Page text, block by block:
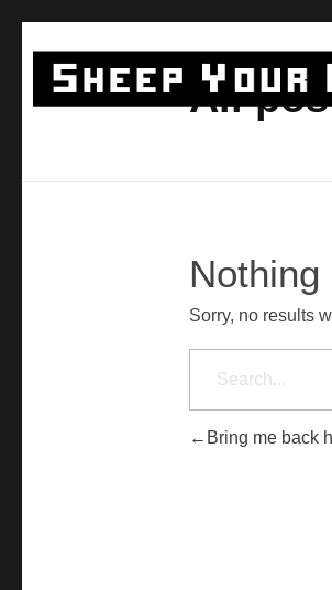
All
Nothing
Sorry, no results
Bring me back